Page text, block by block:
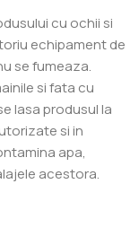
cu ochii si
echipament de
se fumeaza.
si fata cu
lasa produsul la
si in
apa,
acestora.